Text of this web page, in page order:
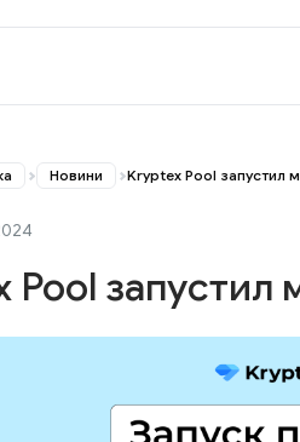
Новини Kryptex Pool запустил
Pool запустил